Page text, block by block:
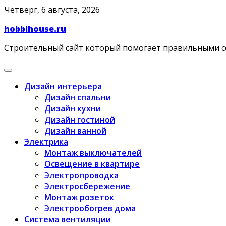
Skip
content
Четверг, 6 августа, 2026
hobbihouse.ru
Строительный сайт который помогает правильными
Дизайн интерьера
Дизайн спальни
Дизайн кухни
Дизайн гостиной
Дизайн ванной
Электрика
Монтаж выключателей
Освещение в квартире
Электропроводка
Электросбережение
Монтаж розеток
Электрообогрев дома
Система вентиляции